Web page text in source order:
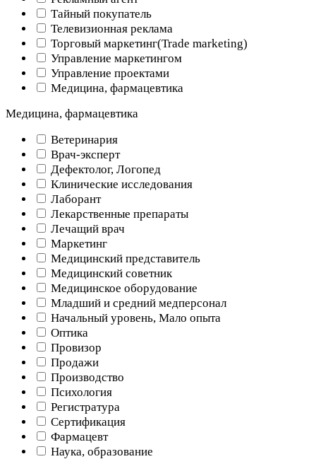
Тайный покупатель
Телевизионная реклама
Торговый маркетинг(Trade marketing)
Управление маркетингом
Управление проектами
Медицина, фармацевтика
Медицина, фармацевтика
Ветеринария
Врач-эксперт
Дефектолог, Логопед
Клинические исследования
Лаборант
Лекарственные препараты
Лечащий врач
Маркетинг
Медицинский представитель
Медицинский советник
Медицинское оборудование
Младший и средний медперсонал
Начальный уровень, Мало опыта
Оптика
Провизор
Продажи
Производство
Психология
Регистратура
Сертификация
Фармацевт
Наука, образование